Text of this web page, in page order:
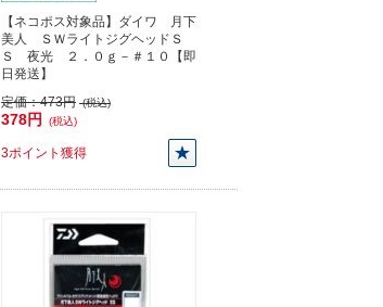
【ネコポス対象品】ダイワ 月下
美人 ＳＷライトジグヘッドＳ
Ｓ 夜光 ２．０ｇ－＃１０【即
日発送】
定価：473円 (税込)
378円 (税込)
3ポイント獲得